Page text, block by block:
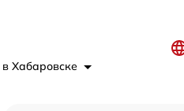
в Хабаровске